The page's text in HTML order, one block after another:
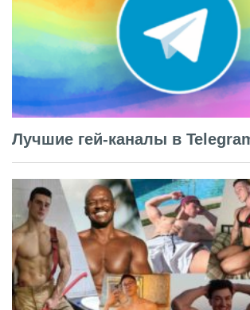
Лучшие гей-каналы в